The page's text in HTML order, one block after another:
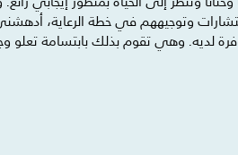
وتوجيههم في خطة الرعاية،
لديه. وهي تقوم بذلك بابتسامة تعلو